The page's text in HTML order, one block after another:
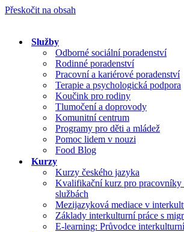
Přeskočit na obsah
Služby
Odborné sociální poradenství
Rodinné poradenství
Pracovní a kariérové poradenství
Terapie a psychologická podpora
Koučink pro rodiny
Tlumočení a doprovody
Komunitní centrum
Programy pro děti a mládež
Pomoc lidem v nouzi
Food Blog
Kurzy
Kurzy českého jazyka
Kvalifikační kurz pro pracovníky
službách
Mezijazyková mediace v
Základy interkulturní práce s
E-learning: Průvodce